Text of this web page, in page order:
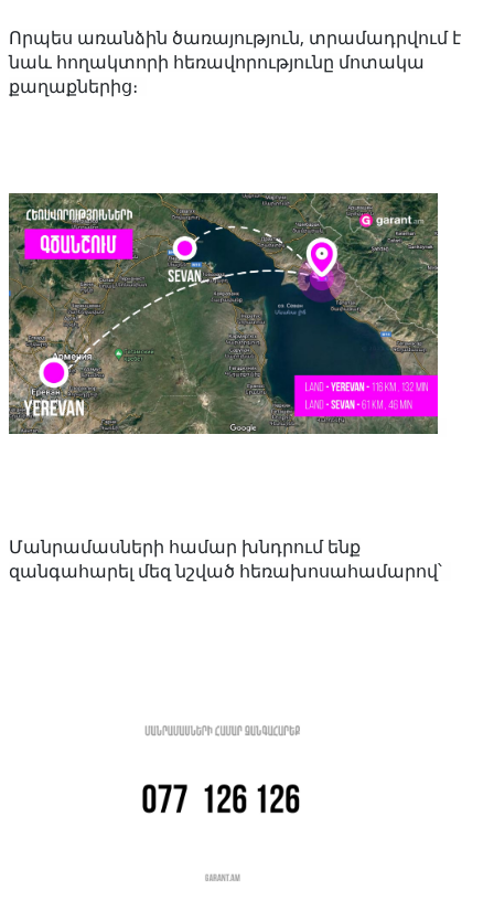
Որպես առանձին ծառայություն, տրամադրվում է
նաև հողակտորի հեռավորությունը մոտակա
քաղաքներից։
Մանրամասների համար խնդրում ենք
զանգահարել մեզ նշված հեռախոսահամարով՝